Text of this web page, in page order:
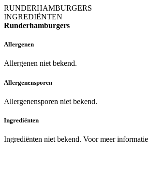
RUNDERHAMBURGERS
INGREDIËNTEN
Runderhamburgers
Allergenen
Allergenen niet bekend.
Allergenensporen
Allergenensporen niet bekend.
Ingrediënten
Ingrediënten niet bekend. Voor meer